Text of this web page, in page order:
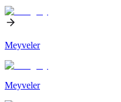
Meyveler
Meyveler